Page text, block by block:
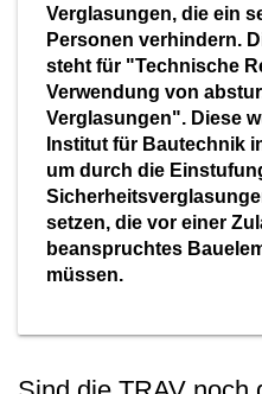
Englische Schiebefenster
Klappfenster
Loftfenster
Nach aussen öffnende
Niederländische Fenster
Hebeschiebetüren Holz-Alu
FALTSCHIEBETÜREN NACH MATERIAL
Faltschiebetüren Aluminium
Faltschiebetüren Holz
Pivottüren
Rollläden
Raffstoren
WEITERE OPTIONEN
Rollläden Übersicht
Fensterscheiben
THEMEN
Erklärvideos
Energiesparfenster
Sicherheitsfenster
Schallschutzfenster
Innenfenster
Verglasungen, die ein
Personen verhindern.
steht für "Technische
Verwendung von
Verglasungen". Diese
Institut für Bautechnik
um durch die
setzen, die vor einer
beanspruchtes
müssen.